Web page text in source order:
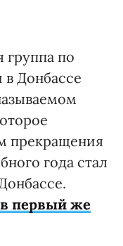
группа по
Донбассе
прекращения
года стал
первый же